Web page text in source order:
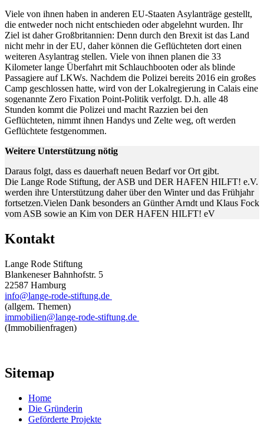
Viele von ihnen haben in anderen EU-Staaten Asylanträge gestellt,
die entweder noch nicht entschieden oder abgelehnt wurden. Ihr
Ziel ist daher Großbritannien: Denn durch den Brexit ist das Land
nicht mehr in der EU, daher können die Geflüchteten dort einen
weiteren Asylantrag stellen. Viele von ihnen planen die 33
Kilometer lange Überfahrt mit Schlauchbooten oder als blinde
Passagiere auf LKWs. Nachdem die Polizei bereits 2016 ein großes
Camp geschlossen hatte, wird von der Lokalregierung in Calais eine
sogenannte Zero Fixation Point-Politik verfolgt. D.h. alle 48
Stunden kommt die Polizei und macht Razzien bei den
Geflüchteten, nimmt ihnen Handys und Zelte weg, oft werden
Geflüchtete festgenommen.
Weitere Unterstützung nötig
Daraus folgt, dass es dauerhaft neuen Bedarf vor Ort gibt.
Die Lange Rode Stiftung, der ASB und DER HAFEN HILFT! e.V.
werden ihre Unterstützung daher über den Winter und das Frühjahr
fortsetzen.Vielen Dank besonders an Günther Arndt und Klaus Fock
vom ASB sowie an Kim von DER HAFEN HILFT! eV
Kontakt
Lange Rode Stiftung
Blankeneser Bahnhofstr. 5
22587 Hamburg
info@lange-rode-stiftung.de
(allgem. Themen)
immobilien@lange-rode-stiftung.de
(Immobilienfragen)
Sitemap
Home
Die Gründerin
Geförderte Projekte